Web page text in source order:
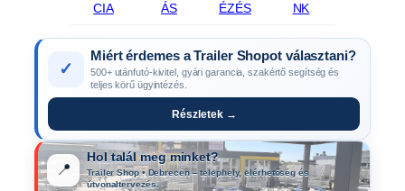
CIA
ÁS
ÉZÉS
NK
✓
Miért érdemes a Trailer Shopot választani?
500+ utánfutó-kivitel, gyári garancia, szakértő segítség és
teljes körű ügyintézés.
Részletek →
📍
Hol talál meg minket?
Trailer Shop • Debrecen – telephely, elérhetőség és
útvonaltervezés.